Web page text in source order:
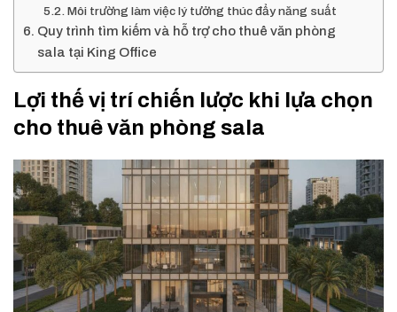
Môi trường làm việc lý tưởng thúc đẩy năng suất
Quy trình tìm kiếm và hỗ trợ cho thuê văn phòng
sala tại King Office
Lợi thế vị trí chiến lược khi lựa chọn
cho thuê văn phòng sala